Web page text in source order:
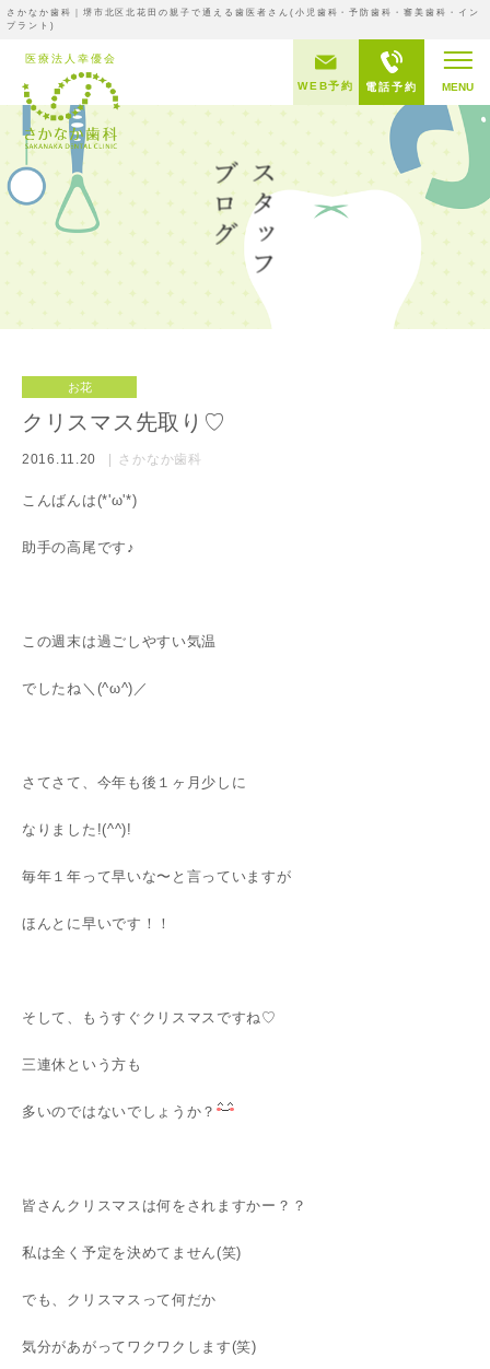
さかなか歯科｜堺市北区北花田の親子で通える歯医者さん(小児歯科・予防歯科・審美歯科・イン
プラント)
MENU
電話予約
WEB予約
お花
クリスマス先取り♡
2016.11.20 さかなか歯科
こんばんは(*'ω'*)
助手の高尾です♪
この週末は過ごしやすい気温
でしたね＼(^ω^)／
さてさて、今年も後１ヶ月少しに
なりました!(^^)!
毎年１年って早いな〜と言っていますが
ほんとに早いです！！
そして、もうすぐクリスマスですね♡
三連休という方も
多いのではないでしょうか？
皆さんクリスマスは何をされますかー？？
私は全く予定を決めてません(笑)
でも、クリスマスって何だか
気分があがってワクワクします(笑)